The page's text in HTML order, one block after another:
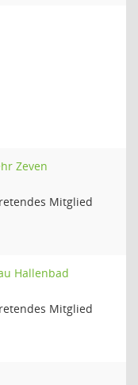
Zeven
Mitglied
Hallenbad
Mitglied